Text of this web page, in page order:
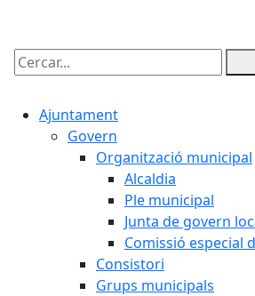
Cercar:
Ajuntament
Govern
Organització municipal
Alcaldia
Ple municipal
Junta de govern
Comissió especial
Consistori
Grups municipals